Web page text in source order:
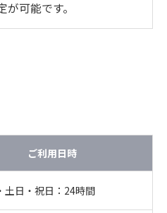
が可能です。
ご利用日時
日・祝日：24時間